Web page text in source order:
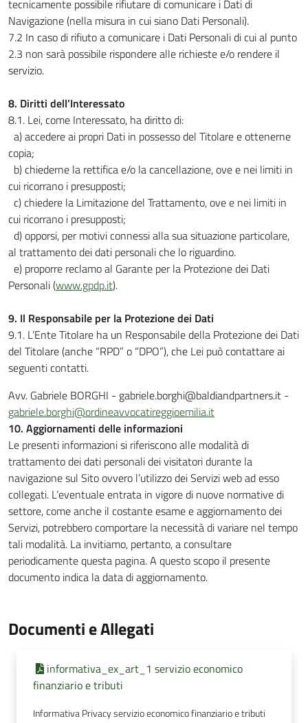
tecnicamente possibile rifiutare di comunicare i Dati di
Navigazione (nella misura in cui siano Dati Personali).
7.2 In caso di rifiuto a comunicare i Dati Personali di cui al punto
2.3 non sarà possibile rispondere alle richieste e/o rendere il
servizio.
8. Diritti dell’Interessato
8.1. Lei, come Interessato, ha diritto di:
a) accedere ai propri Dati in possesso del Titolare e ottenerne
copia;
b) chiederne la rettifica e/o la cancellazione, ove e nei limiti in
cui ricorrano i presupposti;
c) chiedere la Limitazione del Trattamento, ove e nei limiti in
cui ricorrano i presupposti;
d) opporsi, per motivi connessi alla sua situazione particolare,
al trattamento dei dati personali che lo riguardino.
e) proporre reclamo al Garante per la Protezione dei Dati
Personali (www.gpdp.it).
9. Il Responsabile per la Protezione dei Dati
9.1. L’Ente Titolare ha un Responsabile della Protezione dei Dati
del Titolare (anche “RPD” o “DPO”), che Lei può contattare ai
seguenti contatti.
Avv. Gabriele BORGHI - gabriele.borghi@baldiandpartners.it -
gabriele.borghi@ordineavvocatireggioemilia.it
10. Aggiornamenti delle informazioni
Le presenti informazioni si riferiscono alle modalità di
trattamento dei dati personali dei visitatori durante la
navigazione sul Sito ovvero l’utilizzo dei Servizi web ad esso
collegati. L’eventuale entrata in vigore di nuove normative di
settore, come anche il costante esame e aggiornamento dei
Servizi, potrebbero comportare la necessità di variare nel tempo
tali modalità. La invitiamo, pertanto, a consultare
periodicamente questa pagina. A questo scopo il presente
documento indica la data di aggiornamento.
Documenti e Allegati
informativa_ex_art_1 servizio economico
finanziario e tributi
Informativa Privacy servizio economico finanziario e tributi